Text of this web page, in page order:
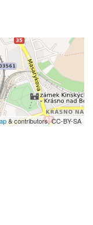
& contributors, CC-BY-SA